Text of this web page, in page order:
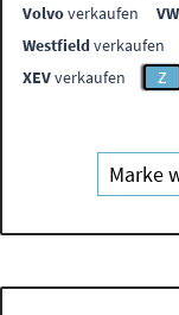
Volvoverkaufen VW
Westfieldverkaufen
XEVverkaufen Z